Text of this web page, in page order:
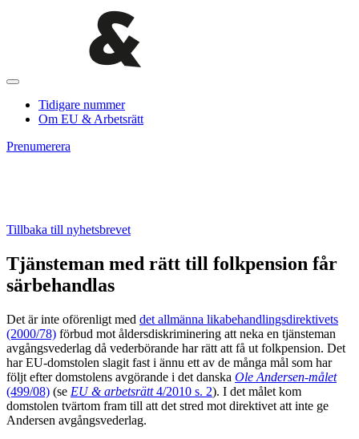
Tidigare nummer
Om EU & Arbetsrätt
Prenumerera
Tillbaka till nyhetsbrevet
Tjänsteman med rätt till folkpension får
särbehandlas
Det är inte oförenligt med det allmänna likabehandlingsdirektivets
(2000/78) förbud mot åldersdiskriminering att neka en tjänsteman
avgångsvederlag då vederbörande har rätt att få ut folkpension. Det
har EU-domstolen slagit fast i ännu ett av de många mål som har
följt efter domstolens avgörande i det danska Ole Andersen-målet
(499/08) (se EU & arbetsrätt4/2010 s. 2). I det målet kom
domstolen tvärtom fram till att det stred mot direktivet att inte ge
Andersen avgångsvederlag.